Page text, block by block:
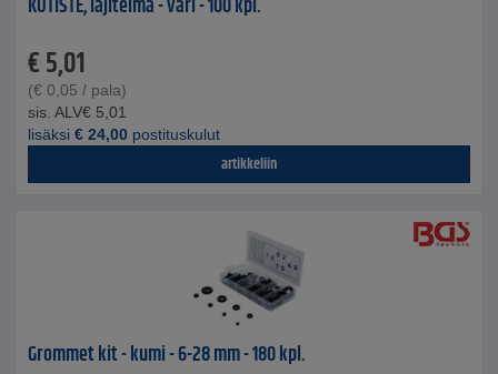
KUTISTE, lajitelma - väri - 100 kpl.
€5,01
(€ 0,05 / pala)
sis. ALV€ 5,01
lisäksi € 24,00 postituskulut
artikkeliin
Grommet kit - kumi - 6-28 mm - 180 kpl.